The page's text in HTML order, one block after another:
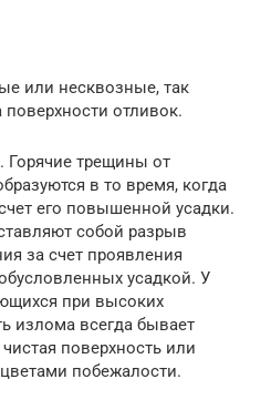
или несквозные, так
отливок.
Горячие трещины от
в то время, когда
его повышенной усадки.
собой разрыв
за счет проявления
усадкой. У
при высоких
излома всегда бывает
поверхность или
побежалости.